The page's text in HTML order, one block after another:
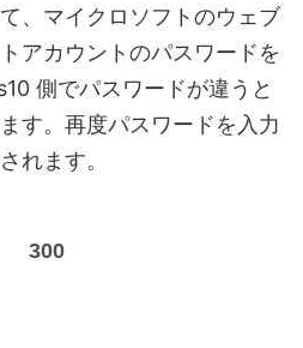
、マイクロソフトのウェブ
アカウントのパスワードを
側でパスワードが違うと
す。再度パスワードを入力
れます。
300